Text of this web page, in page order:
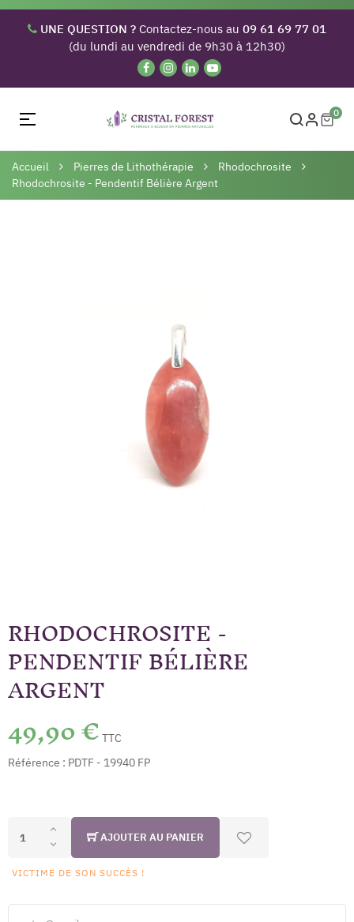
UNE QUESTION ? Contactez-nous au 09 61 69 77 01
(du lundi au vendredi de 9h30 à 12h30)
Basculer
navigation
☰ 0
Accueil Pierres de Lithothérapie
Rhodochrosite
Rhodochrosite - Pendentif Bélière Argent
RHODOCHROSITE -
PENDENTIF BÉLIÈRE
ARGENT
49,90 € TTC
Référence : PDTF - 19940 FP
AJOUTER AU PANIER
VICTIME DE SON SUCCÈS !